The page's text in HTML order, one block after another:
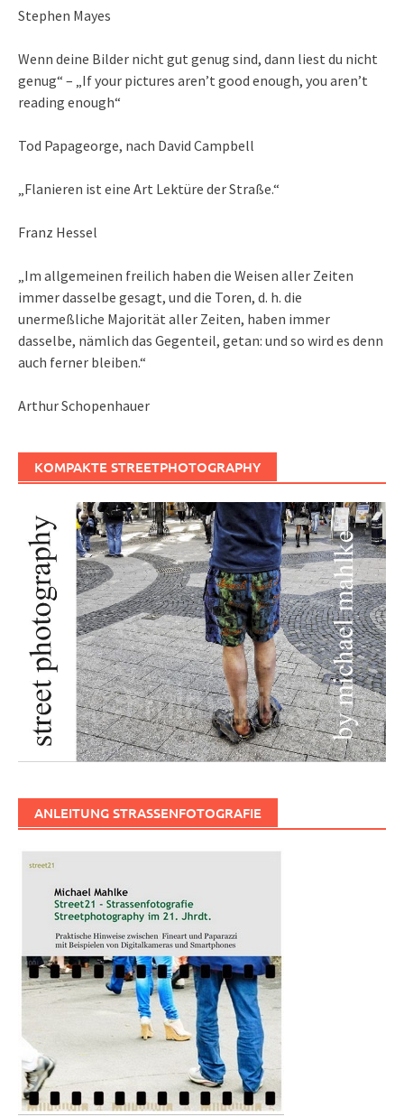
Stephen Mayes
Wenn deine Bilder nicht gut genug sind, dann liest du nicht
genug“ – „If your pictures aren’t good enough, you aren’t
reading enough“
Tod Papageorge, nach David Campbell
„Flanieren ist eine Art Lektüre der Straße.“
Franz Hessel
„Im allgemeinen freilich haben die Weisen aller Zeiten
immer dasselbe gesagt, und die Toren, d. h. die
unermeßliche Majorität aller Zeiten, haben immer
dasselbe, nämlich das Gegenteil, getan: und so wird es denn
auch ferner bleiben.“
Arthur Schopenhauer
KOMPAKTE STREETPHOTOGRAPHY
ANLEITUNG STRASSENFOTOGRAFIE